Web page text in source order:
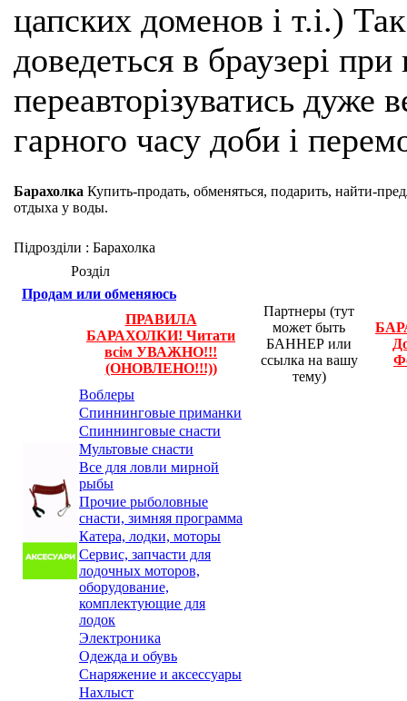
цапских доменов і т.і.)
доведеться в браузері
переавторізуватись
гарного часу доби і
Барахолка Купить-продать, обменяться, подарить, найти-
отдыха у воды.
Підрозділи : Барахолка
Розділ
Продам или обменяюсь
ПРАВИЛА
БАРАХОЛКИ! Читати
всім УВАЖНО!!!
(ОНОВЛЕНО!!!))
Партнеры (тут
может быть
БАННЕР или
ссылка на вашу
тему)
Воблеры
Спиннинговые приманки
Спиннинговые снасти
Мультовые снасти
Все для ловли мирной
рыбы
Прочие рыболовные
снасти, зимняя программа
Катера, лодки, моторы
Сервис, запчасти для
лодочных моторов,
оборудование,
комплектующие для
лодок
Электроника
Одежда и обувь
Снаряжение и аксессуары
Нахлыст